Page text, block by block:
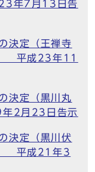
年7月13日告
決定（王禅寺
平成23年11
決定（黒川丸
2月23日告示
決定（黒川伏
平成21年3